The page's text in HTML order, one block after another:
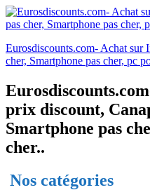
Eurosdiscounts.com- Achat sur
cher, Smartphone pas cher, pc
prix discount,
Smartphone pas
cher..
Nos catégories